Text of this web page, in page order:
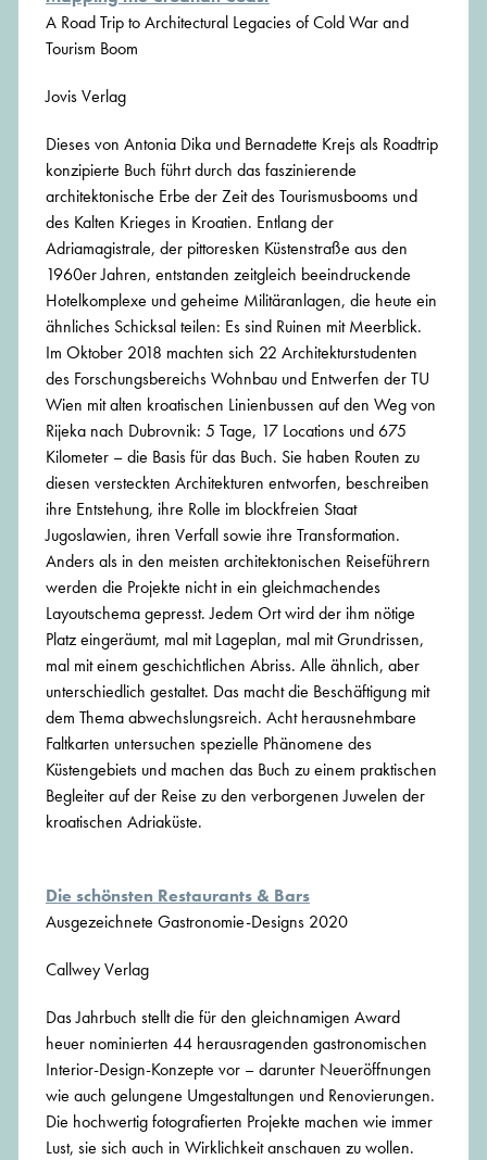
A Road Trip to Architectural Legacies of Cold War and
Tourism Boom
Jovis Verlag
Dieses von Antonia Dika und Bernadette Krejs als Roadtrip
konzipierte Buch führt durch das faszinierende
architektonische Erbe der Zeit des Tourismusbooms und
des Kalten Krieges in Kroatien. Entlang der
Adriamagistrale, der pittoresken Küstenstraße aus den
1960er Jahren, entstanden zeitgleich beeindruckende
Hotelkomplexe und geheime Militäranlagen, die heute ein
ähnliches Schicksal teilen: Es sind Ruinen mit Meerblick.
Im Oktober 2018 machten sich 22 Architekturstudenten
des Forschungsbereichs Wohnbau und Entwerfen der TU
Wien mit alten kroatischen Linienbussen auf den Weg von
Rijeka nach Dubrovnik: 5 Tage, 17 Locations und 675
Kilometer – die Basis für das Buch. Sie haben Routen zu
diesen versteckten Architekturen entworfen, beschreiben
ihre Entstehung, ihre Rolle im blockfreien Staat
Jugoslawien, ihren Verfall sowie ihre Transformation.
Anders als in den meisten architektonischen Reiseführern
werden die Projekte nicht in ein gleichmachendes
Layoutschema gepresst. Jedem Ort wird der ihm nötige
Platz eingeräumt, mal mit Lageplan, mal mit Grundrissen,
mal mit einem geschichtlichen Abriss. Alle ähnlich, aber
unterschiedlich gestaltet. Das macht die Beschäftigung mit
dem Thema abwechslungsreich. Acht herausnehmbare
Faltkarten untersuchen spezielle Phänomene des
Küstengebiets und machen das Buch zu einem praktischen
Begleiter auf der Reise zu den verborgenen Juwelen der
kroatischen Adriaküste.
Die schönsten Restaurants & Bars
Ausgezeichnete Gastronomie-Designs 2020
Callwey Verlag
Das Jahrbuch stellt die für den gleichnamigen Award
heuer nominierten 44 herausragenden gastronomischen
Interior-Design-Konzepte vor – darunter Neueröffnungen
wie auch gelungene Umgestaltungen und Renovierungen.
Die hochwertig fotografierten Projekte machen wie immer
Lust, sie sich auch in Wirklichkeit anschauen zu wollen.